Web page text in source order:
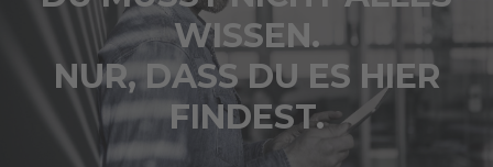
WISSEN.
NUR, DASS DU ES HIER
FINDEST.